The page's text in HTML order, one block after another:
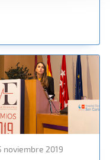
noviembre 2019